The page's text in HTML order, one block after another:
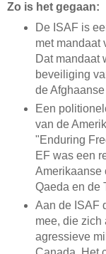
Zo is het gegaan:
De ISAF is
met mandaat
Dat mandaat
beveiliging
de
Een
van de
"Enduring
EF was een
Amerikaanse
Qaeda en de
Aan de ISAF
mee, die zich
agressieve